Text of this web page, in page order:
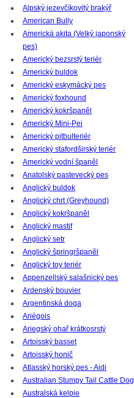
Alpský jezevčíkovitý brakýř
American Bully
Americká akita (Velký japonský
pes)
Americký bezsrstý teriér
Americký buldok
Americký eskymácký pes
Americký foxhound
Americký kokršpaněl
Americký Mini-Pei
Americký pitbulteriér
Americký stafordširský teriér
Americký vodní španěl
Anatolský pastevecký pes
Anglický buldok
Anglický chrt (Greyhound)
Anglický kokršpaněl
Anglický mastif
Anglický setr
Anglický špringršpaněl
Anglický toy teriér
Appenzellský salašnický pes
Ardenský bouvier
Argentinská doga
Ariégois
Ariegský ohař krátkosrstý
Artoisský basset
Artoisský honič
Atlasský horský pes - Aidi
Australian Stumpy Tail Cattle Dog
Australská kelpie